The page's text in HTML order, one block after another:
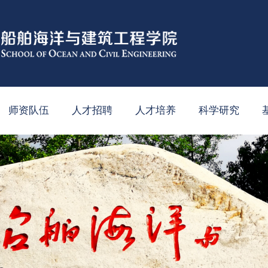
师资队伍 人才招聘 人才培养 科学研究